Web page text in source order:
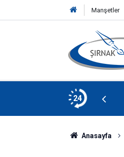
Manşetler
24
Anasayfa